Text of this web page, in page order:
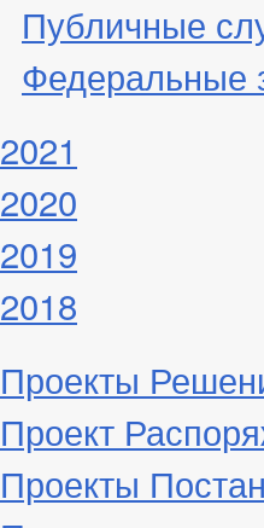
Публичные
Федеральные
2021
2020
2019
2018
Проекты
Проект
Проекты